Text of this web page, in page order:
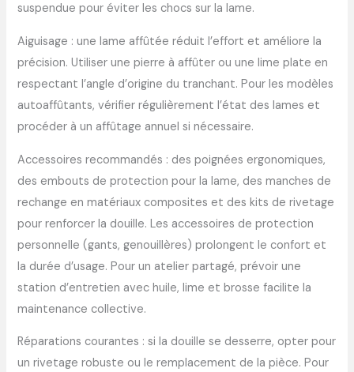
suspendue pour éviter les chocs sur la lame.
Aiguisage : une lame affûtée réduit l’effort et améliore la
précision. Utiliser une pierre à affûter ou une lime plate en
respectant l’angle d’origine du tranchant. Pour les modèles
autoaffûtants, vérifier régulièrement l’état des lames et
procéder à un affûtage annuel si nécessaire.
Accessoires recommandés : des poignées ergonomiques,
des embouts de protection pour la lame, des manches de
rechange en matériaux composites et des kits de rivetage
pour renforcer la douille. Les accessoires de protection
personnelle (gants, genouillères) prolongent le confort et
la durée d’usage. Pour un atelier partagé, prévoir une
station d’entretien avec huile, lime et brosse facilite la
maintenance collective.
Réparations courantes : si la douille se desserre, opter pour
un rivetage robuste ou le remplacement de la pièce. Pour